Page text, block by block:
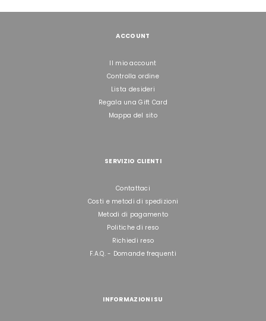
ACCOUNT
Il mio account
Controlla ordine
Lista desideri
Regala una Gift Card
Mappa del sito
SERVIZIO CLIENTI
Contattaci
Costi e metodi di spedizioni
Metodi di pagamento
Politiche di reso
Richiedi reso
F.A.Q. - Domande frequenti
INFORMAZIONI SU